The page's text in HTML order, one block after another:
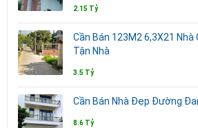
2.15 Tỷ
Cần Bán 123M2 6,3X21 Nhà
Tận Nhà
3.5 Tỷ
Cần Bán Nhà Đẹp Đường
8.6 Tỷ